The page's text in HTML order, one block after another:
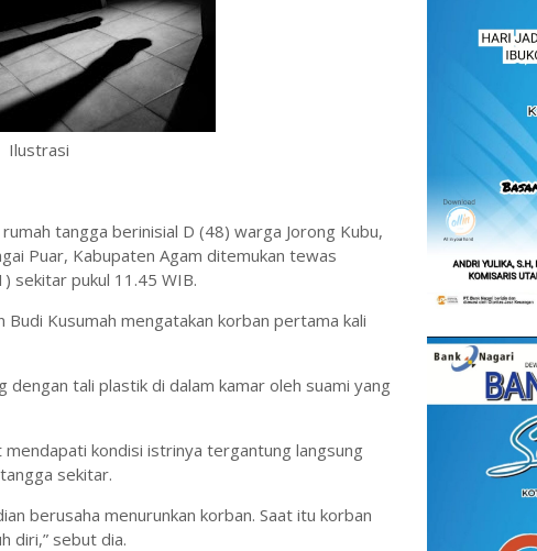
Ilustrasi
tangga berinisial D (48) warga Jorong Kubu,
Puar, Kabupaten Agam ditemukan tewas
sekitar pukul 11.45 WIB.
Kusumah mengatakan korban pertama kali
tali plastik di dalam kamar oleh suami yang
kondisi istrinya tergantung langsung
sekitar.
berusaha menurunkan korban. Saat itu korban
diri,” sebut dia.